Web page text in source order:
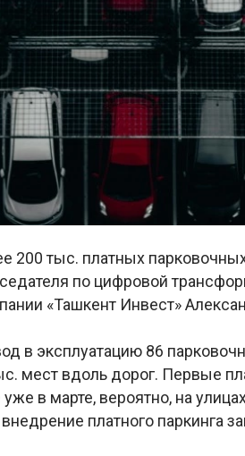
200 тыс. платных
по цифровой
«Ташкент Инвест»
в эксплуатацию 86
мест вдоль дорог. Первые
в марте, вероятно, на
платного паркинга